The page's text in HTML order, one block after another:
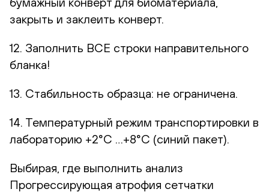
закрыть и заклеить конверт.
12. Заполнить ВСЕ строки направительного
бланка!
13. Стабильность образца: не ограничена.
14. Температурный режим транспортировки в
лабораторию +2°С …+8°С (синий пакет).
Выбирая, где выполнить анализ
Прогрессирующая атрофия сетчатки